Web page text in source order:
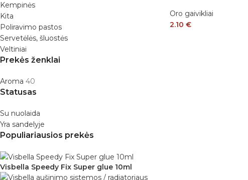
Kempinės
Kita
Poliravimo pastos
Servetėlės, šluostės
Veltiniai
Prekės ženklai
Aroma 40
Statusas
Su nuolaida
Yra sandelyje
Populiariausios prekės
Visbella Speedy Fix Super glue 10ml
Oro gaivikliai
2.10 €